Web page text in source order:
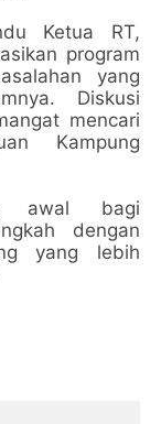
Ketua RT,
program
yang
Diskusi
mencari
Kampung
awal bagi
dengan
yang lebih